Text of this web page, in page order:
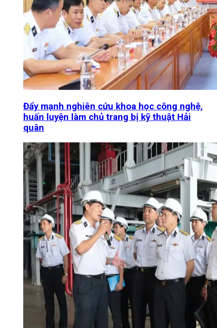
Đẩy mạnh nghiên cứu khoa học công nghệ,
huấn luyện làm chủ trang bị kỹ thuật Hải
quân